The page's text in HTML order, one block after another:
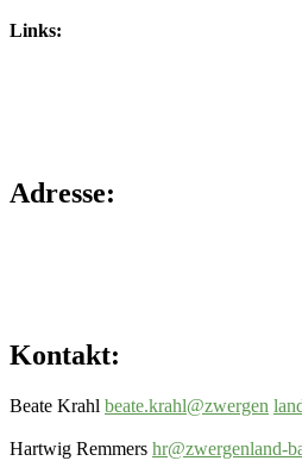
Links:
Adresse:
Kontakt:
Beate Krahl beate.krahl@zwergen
Hartwig Remmers hr@zwergenland-